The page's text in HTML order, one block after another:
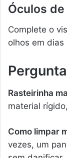
Óculos
Complete o
olhos em
Rasteirinha
material
Como limpar
vezes, um